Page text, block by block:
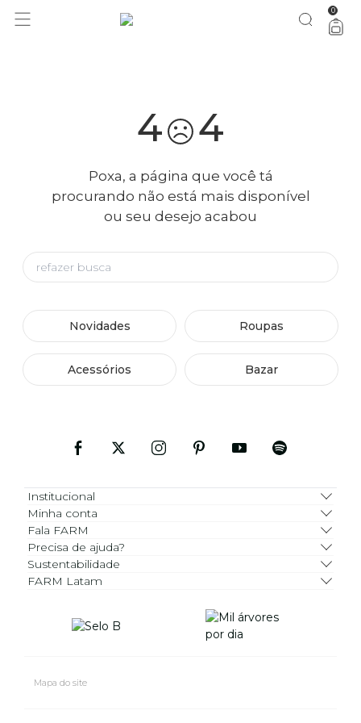
você merece 30% OFF pra comemorar com a gente aproveita! 0
4 4
Poxa, a página que você tá
procurando não está mais disponível
ou seu desejo acabou
Novidades Roupas
Acessórios Bazar
Institucional
Minha conta
Fala FARM
Precisa de ajuda?
Sustentabilidade
FARM Latam
Mapa do site